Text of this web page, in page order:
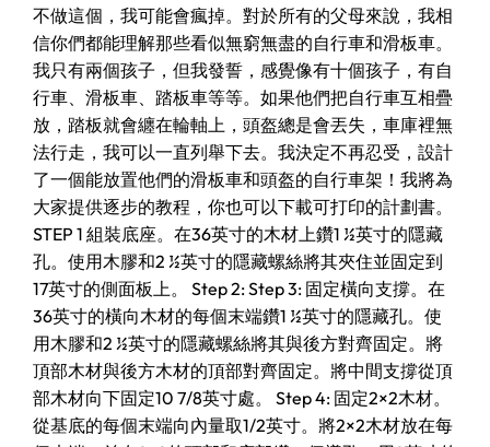
不做這個，我可能會瘋掉。對於所有的父母來說，我相
信你們都能理解那些看似無窮無盡的自行車和滑板車。
我只有兩個孩子，但我發誓，感覺像有十個孩子，有自
行車、滑板車、踏板車等等。如果他們把自行車互相疊
放，踏板就會纏在輪軸上，頭盔總是會丟失，車庫裡無
法行走，我可以一直列舉下去。我決定不再忍受，設計
了一個能放置他們的滑板車和頭盔的自行車架！我將為
大家提供逐步的教程，你也可以下載可打印的計劃書。
STEP 1 組裝底座。在36英寸的木材上鑽1 ½英寸的隱藏
孔。使用木膠和2 ½英寸的隱藏螺絲將其夾住並固定到
17英寸的側面板上。 Step 2: Step 3: 固定橫向支撐。在
36英寸的橫向木材的每個末端鑽1 ½英寸的隱藏孔。使
用木膠和2 ½英寸的隱藏螺絲將其與後方對齊固定。將
頂部木材與後方木材的頂部對齊固定。將中間支撐從頂
部木材向下固定10 7/8英寸處。 Step 4: 固定2×2木材。
從基底的每個末端向內量取1/2英寸。將2×2木材放在每